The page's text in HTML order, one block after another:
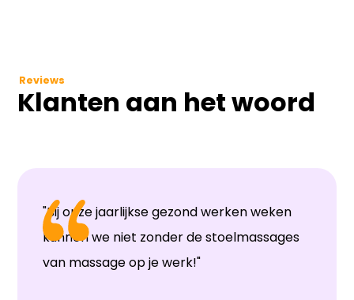
Reviews
Klanten aan het woord
"Bij onze jaarlijkse gezond werken weken
kunnen we niet zonder de stoelmassages
van massage op je werk!"